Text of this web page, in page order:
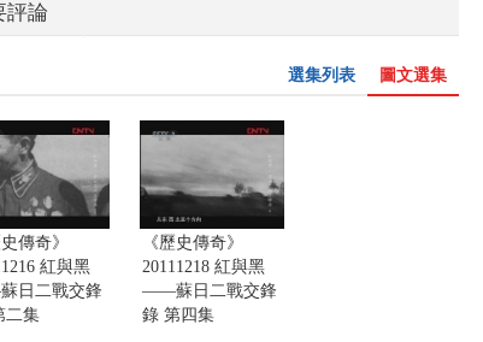
評論
圖文選集
選集列表
史傳奇》
紅與黑
日二戰交鋒
二集
《歷史傳奇》
20111218 紅與黑
——蘇日二戰交鋒
錄 第四集